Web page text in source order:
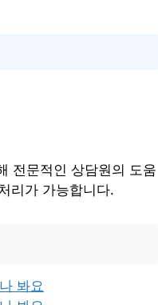
전문적인 상담원의 도움
리가 가능합니다.
봐요